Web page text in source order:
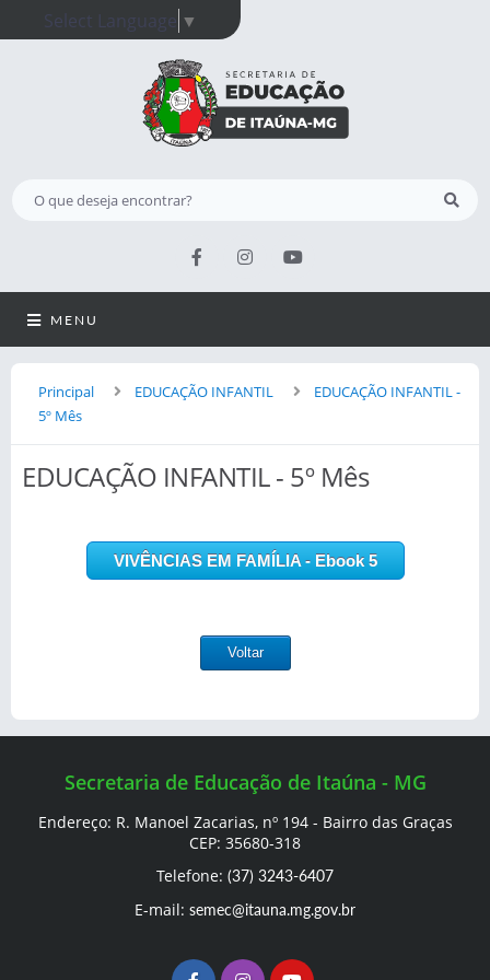
Select Language ▼
MENU
Principal EDUCAÇÃO INFANTIL
EDUCAÇÃO INFANTIL -
5º Mês
EDUCAÇÃO INFANTIL - 5º Mês
VIVÊNCIAS EM FAMÍLIA - Ebook 5
Voltar
Secretaria de Educação de Itaúna - MG
Endereço: R. Manoel Zacarias, nº 194 - Bairro das Graças
CEP: 35680-318
Telefone: (37) 3243-6407
E-mail: semec@itauna.mg.gov.br